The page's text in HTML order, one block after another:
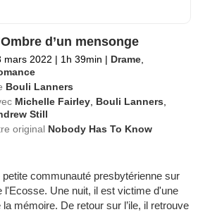
d’un mensonge
mars 2022 | 1h 39min | Drame
Bouli Lanners
Michelle Fairley Bouli Lanners
Still
original Nobody Has To Know
petite communauté presbytérienne sur
l'Ecosse. Une nuit, il est victime d'une
mémoire. De retour sur l’ile, il retrouve